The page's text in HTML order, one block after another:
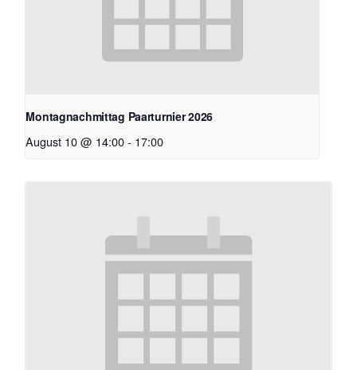
Montagnachmittag Paarturnier 2026
August 10 @ 14:00 - 17:00